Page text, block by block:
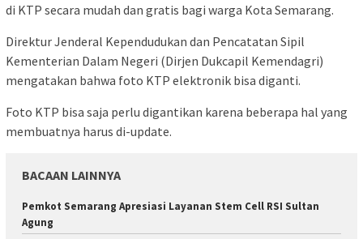
di KTP secara mudah dan gratis bagi warga Kota Semarang.
Direktur Jenderal Kependudukan dan Pencatatan Sipil
Kementerian Dalam Negeri (Dirjen Dukcapil Kemendagri)
mengatakan bahwa foto KTP elektronik bisa diganti.
Foto KTP bisa saja perlu digantikan karena beberapa hal yang
membuatnya harus di-update.
BACAAN LAINNYA
Pemkot Semarang Apresiasi Layanan Stem Cell RSI Sultan
Agung